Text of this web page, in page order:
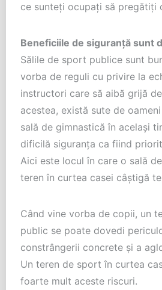
ce sunteţi ocupaţi să pregătiţi
Beneficiile de siguranţă sunt
Sălile de sport publice sunt
vorba de reguli cu privire la
instructori care să aibă grijă
acestea, există sute de
sală de gimnastică în acelaşi
dificilă siguranţa ca fiind
Aici este locul în care o sală
teren în curtea casei câştigă
Când vine vorba de copii, un
public se poate dovedi
constrângerii concrete şi a
Un teren de sport în curtea
foarte mult aceste riscuri.